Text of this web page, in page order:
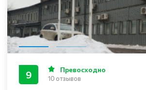
9 Превосходно
10 отзывов